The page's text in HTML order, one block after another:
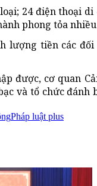
24 điện thoại
phong tỏa
lượng tiền các
được, cơ quan
và tổ chức
Pháp luật plus